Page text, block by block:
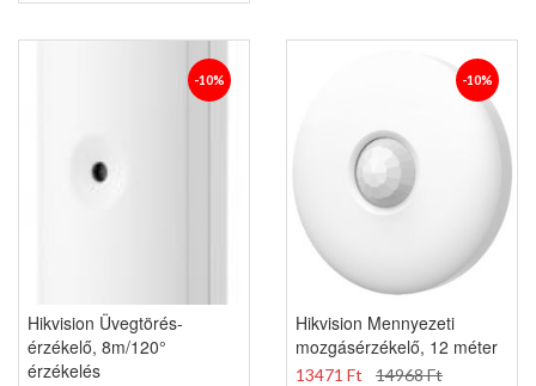
-10%
Hikvision Üvegtörés-
érzékelő, 8m/120°
érzékelés
-10%
Hikvision Mennyezeti
mozgásérzékelő, 12 méter
13471 Ft 14968 Ft